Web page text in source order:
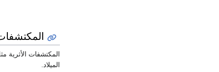
المكتشفات الأثرية
الميلاد.